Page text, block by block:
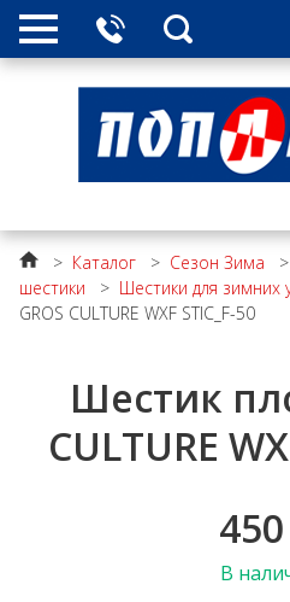
> Каталог > Сезон Зима >
шестики
> Шестики для зимних
GROS CULTURE WXF STIC_F-50
Шестик
CULTURE
450
В